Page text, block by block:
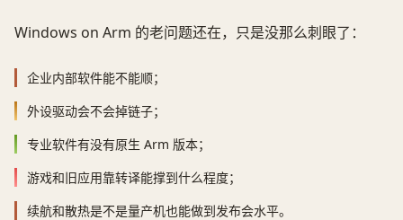
Windows on Arm 的老问题还在，只是没那么刺眼了：
企业内部软件能不能顺；
外设驱动会不会掉链子；
专业软件有没有原生 Arm 版本；
游戏和旧应用靠转译能撑到什么程度；
续航和散热是不是量产机也能做到发布会水平。